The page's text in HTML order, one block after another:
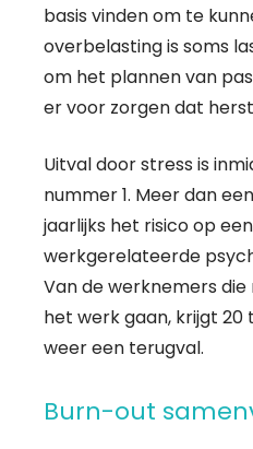
basis vinden om te
overbelasting is soms
om het plannen van
er voor zorgen dat
Uitval door stress is
nummer 1. Meer dan
jaarlijks het risico op
werkgerelateerde
Van de werknemers
het werk gaan, krijgt
weer een terugval.
Burn-out